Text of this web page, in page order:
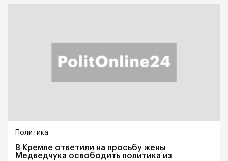
Политика
В Кремле ответили на просьбу жены
Медведчука освободить политика из